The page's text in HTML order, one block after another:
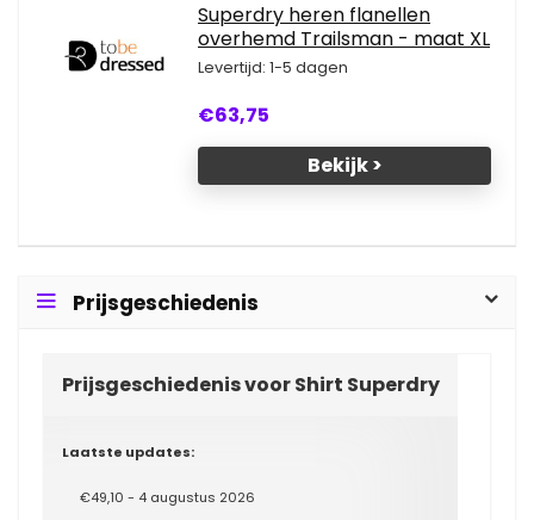
Superdry heren flanellen
overhemd Trailsman - maat XL
Levertijd: 1-5 dagen
€63,75
Bekijk >
Prijsgeschiedenis
Prijsgeschiedenis voor Shirt Superdry
Laatste updates:
€49,10 - 4 augustus 2026